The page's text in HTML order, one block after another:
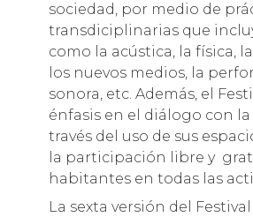
sociedad, por medio de
transdiciplinarias que
como la acústica, la física,
los nuevos medios, la
sonora, etc. Además, el
énfasis en el diálogo con la
través del uso de sus
la participación libre y
habitantes en todas las
La sexta versión del